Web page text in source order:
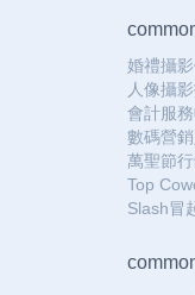
婚禮攝
人像攝
會計服
數碼營
萬聖節
Top
Slash冒